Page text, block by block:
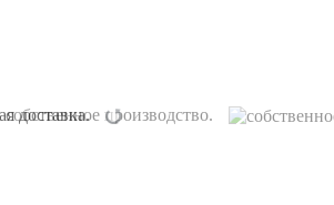
доставка.